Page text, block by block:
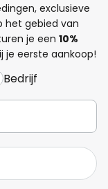
exclusieve
het gebied van
je een 10%
je eerste aankoop!
Bedrijf